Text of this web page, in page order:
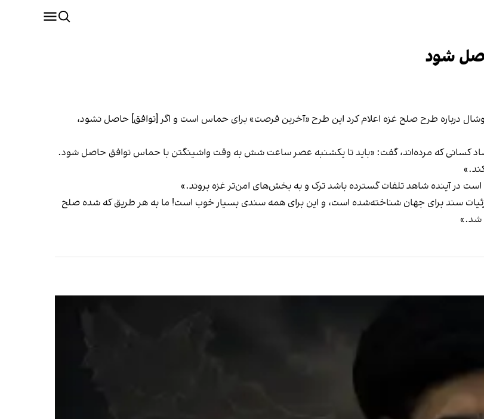
شود
درباره طرح صلح غزه اعلام کرد این طرح «آخرین فرصت» برای حماس است و اگر [توافق] حاصل نشود،
کسانی که مرده‌اند، گفت: «باید تا یکشنبه عصر ساعت شش به وقت واشینگتن با حماس توافق حاصل شود.
در آینده شاهد تلفات گسترده باشد ترک و به بخش‌های امن‌تر غزه بروند.»
سند برای جهان شناخته‌شده است، و این برای همه سندی بسیار خوب است! ما به هر طریق که شده صلح
شد.»